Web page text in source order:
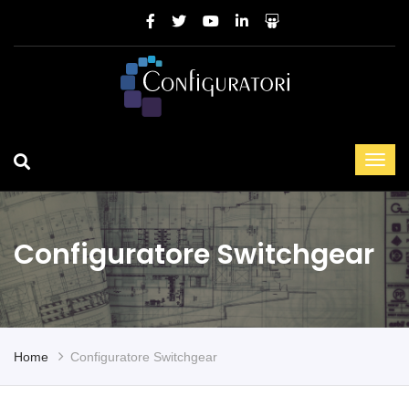
Configuratore Switchgear
Home Configuratore Switchgear